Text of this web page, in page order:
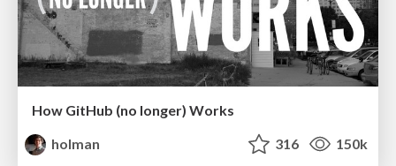
How GitHub (no longer) Works
holman
316 150k